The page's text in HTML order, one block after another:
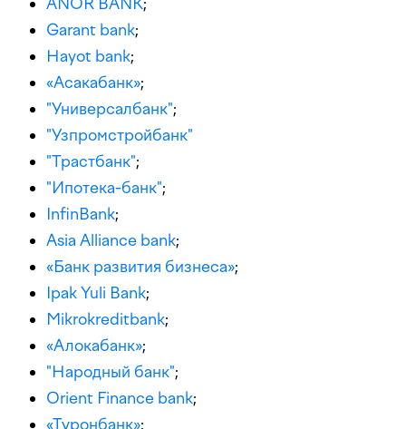
Garant bank;
Hayot bank;
«Асакабанк»;
"Универсалбанк";
"Узпромстройбанк"
"Трастбанк";
"Ипотека-банк";
InfinBank;
Asia Alliance bank;
«Банк развития бизнеса»;
Ipak Yuli Bank;
Mikrokreditbank;
«Алокабанк»;
"Народный банк";
Orient Finance bank;
«Туронбанк»;